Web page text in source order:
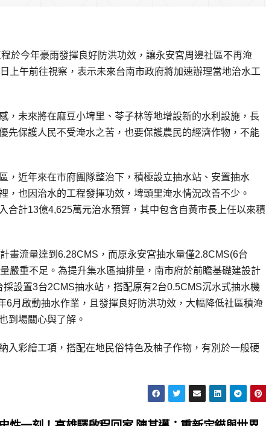
於今年豪雨發揮良好防洪功效，讓永安宮周邊社區不再淹
上午前往視察，表示未來台南市政府將加速辦理當地治水工
，未來將在麻豆小埤里、苓子林等地增設新的水利設施，長
先保護人民不受淹水之苦，也要保護農民的經濟作物，不能
，近年來在市府團隊整治下，積極設立抽水站、安置抽水
也因治水的工程發揮功效，埤頭里淹水情況改善不少。
合計13億4,625萬元治水預算，其中包含自黃市長上任以來積
畫流量達到6.28CMS，而原永安宮抽水量僅2.8CMS(6台
嚴重不足。為提升集水區抽排量，南市府於前瞻基礎建設計
設置3台2CMS抽水站，搭配原有2台0.5CMS沉水式抽水機
月啟動抽水作業，且發揮良好防洪功效，大幅降低社區積淹
到場關心與了解。
入彩繪工項，搭配在地民俗特色及柚子作物，有別於一般硬